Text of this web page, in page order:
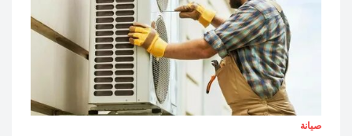
صيانة